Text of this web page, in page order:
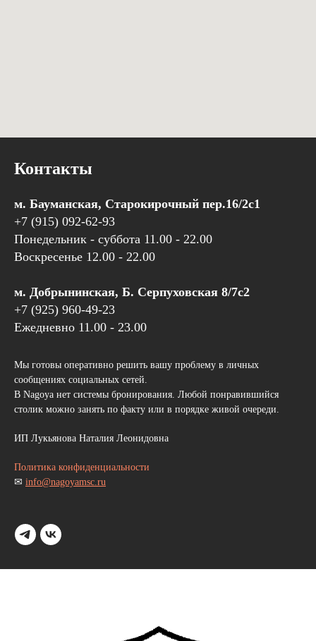
Контакты
м. Бауманская, Старокирочный пер.16/2с1
+7 (915) 092-62-93
Понедельник - суббота 11.00 - 22.00
Воскресенье 12.00 - 22.00
м. Добрынинская, Б. Серпуховская 8/7с2
+7 (925) 960-49-23
Ежедневно 11.00 - 23.00
Мы готовы оперативно решить вашу проблему в личных
сообщениях социальных сетей.
В Nagoya нет системы бронирования. Любой понравившийся
столик можно занять по факту или в порядке живой очереди.
ИП Лукьянова Наталия Леонидовна
Политика конфиденциальности
✉ info@nagoyamsc.ru